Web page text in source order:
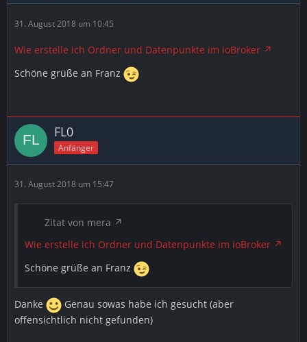
31. August 2018 um 10:45
Wie erstelle ich Ordner und Datenpunkte im ioBroker
Schöne grüße an Franz
FL0
Anfänger
31. August 2018 um 15:47
Zitat von mera
Wie erstelle ich Ordner und Datenpunkte im ioBroker
Schöne grüße an Franz
Danke
Genau sowas habe ich gesucht (aber
offensichtlich nicht gefunden)